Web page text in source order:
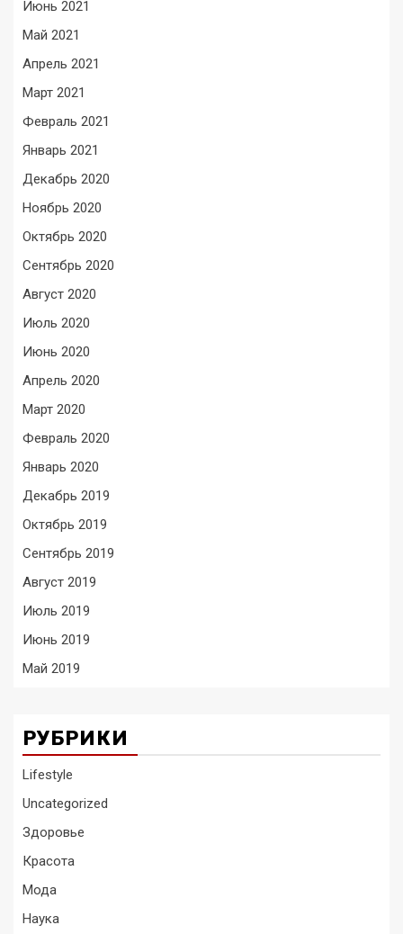
Июнь 2021
Май 2021
Апрель 2021
Март 2021
Февраль 2021
Январь 2021
Декабрь 2020
Ноябрь 2020
Октябрь 2020
Сентябрь 2020
Август 2020
Июль 2020
Июнь 2020
Апрель 2020
Март 2020
Февраль 2020
Январь 2020
Декабрь 2019
Октябрь 2019
Сентябрь 2019
Август 2019
Июль 2019
Июнь 2019
Май 2019
РУБРИКИ
Lifestyle
Uncategorized
Здоровье
Красота
Мода
Наука